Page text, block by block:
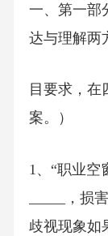
一、第一部
达与理解两
目要求，在
案。）
1、“职业空
_____，损
歧视现象如